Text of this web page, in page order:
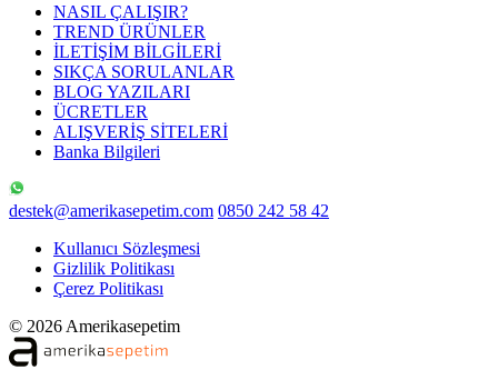
NASIL ÇALIŞIR?
TREND ÜRÜNLER
İLETİŞİM BİLGİLERİ
SIKÇA SORULANLAR
BLOG YAZILARI
ÜCRETLER
ALIŞVERİŞ SİTELERİ
Banka Bilgileri
destek@amerikasepetim.com 0850 242 58 42
Kullanıcı Sözleşmesi
Gizlilik Politikası
Çerez Politikası
© 2026 Amerikasepetim